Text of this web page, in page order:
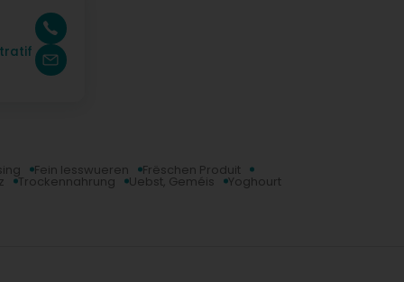
Fein Iesswueren Frëschen Produit
Trockennahrung Uebst, Geméis Yoghourt